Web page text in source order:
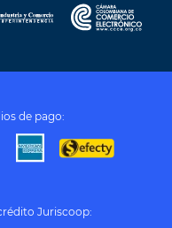
personales
de pago:
Juriscoop: